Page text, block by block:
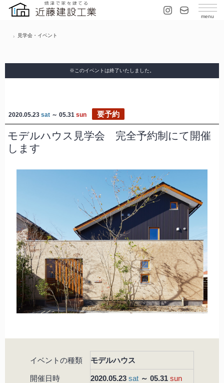
見学会・イベント
※このイベントは終了いたしました。
2020.05.23 sat ～ 05.31 sun 要予約
モデルハウス見学会 完全予約制にて開催
します
イベントの種類 モデルハウス
開催日時 2020.05.23 sat ～ 05.31 sun